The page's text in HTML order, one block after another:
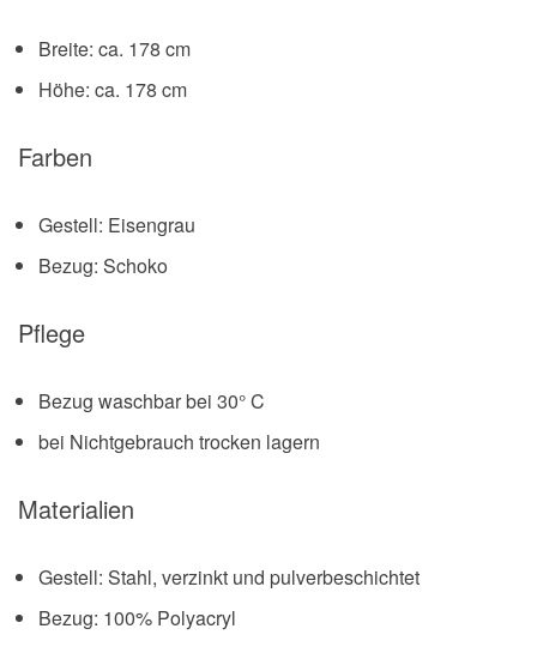
Breite: ca. 178 cm
Höhe: ca. 178 cm
Farben
Gestell: Eisengrau
Bezug: Schoko
Pflege
Bezug waschbar bei 30° C
bei Nichtgebrauch trocken lagern
Materialien
Gestell: Stahl, verzinkt und pulverbeschichtet
Bezug: 100% Polyacryl